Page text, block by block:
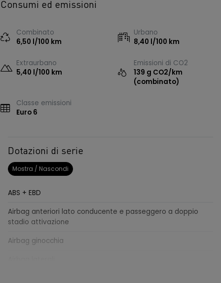
Consumi ed emissioni
Combinato
6,50 l/100 km
Urbano
8,40 l/100 km
Extraurbano
5,40 l/100 km
Emissioni di CO2
139 g CO2/km
(combinato)
Classe emissioni
Euro 6
Dotazioni di serie
Mostra / Nascondi
ABS + EBD
Airbag anteriori lato conducente e passeggero a doppio
stadio attivazione
Airbag ginocchia